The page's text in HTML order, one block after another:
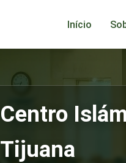
Início
Centro
Tijuana